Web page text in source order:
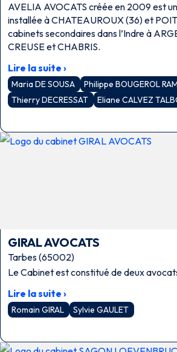
AVELIA AVOCATS créée en 2009 est
installée à CHATEAUROUX (36) et
cabinets secondaires dans l’Indre à
CREUSE et CHABRIS.
Lire la suite ›
Maria DE SOUSA
Philippe BOUGEROL
Thierry DECRESSAT
Eliane CALVEZ
GIRAL AVOCATS
Tarbes (65002)
Le Cabinet est constitué de deux
Lire la suite ›
Romain GIRAL
Sylvie GAULET